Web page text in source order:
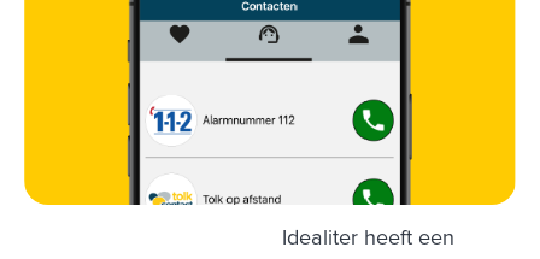
Idealiter heeft een